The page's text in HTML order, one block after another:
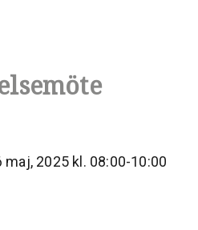
2025 kl. 08:00-10:00